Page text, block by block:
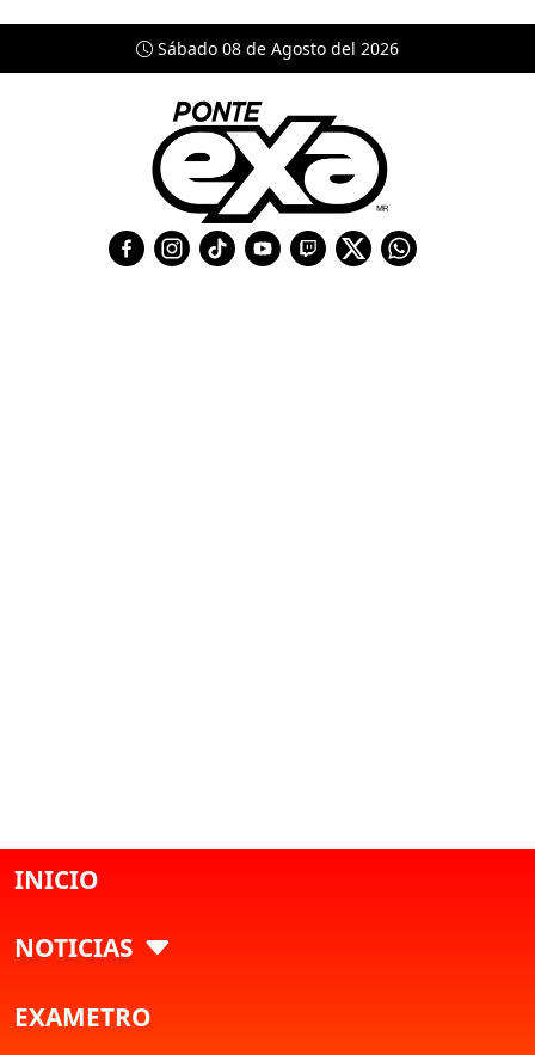
Sábado 08 de Agosto del 2026
INICIO
NOTICIAS
EXAMETRO